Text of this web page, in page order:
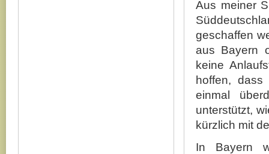
Aus meiner
geschaffen
aus Bayern
keine
hoffen, dass
einmal
unterstützt,
kürzlich mit
In Bayern